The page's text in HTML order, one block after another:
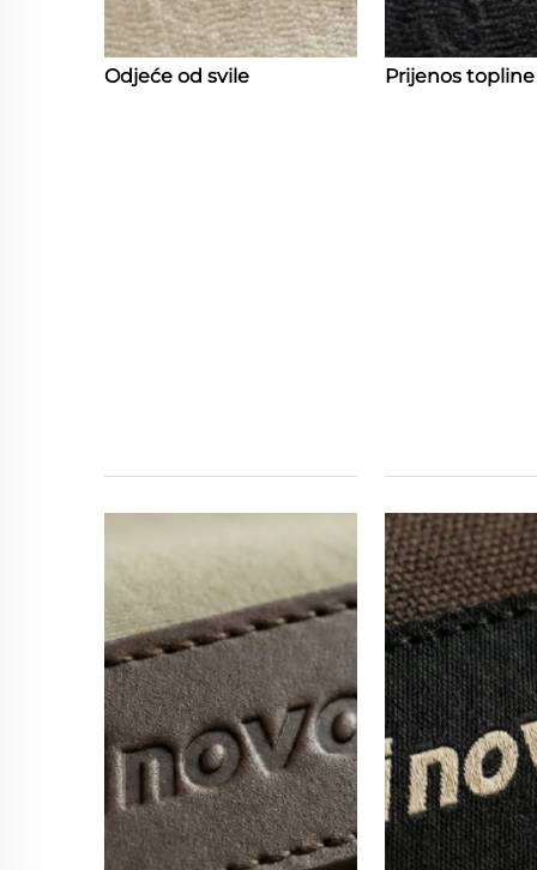
Odjeće od svile Prijenos topline